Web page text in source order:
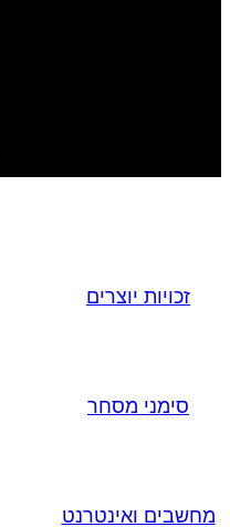
זכויות יוצרים
סימני מסחר
מחשבים ואינטרנט